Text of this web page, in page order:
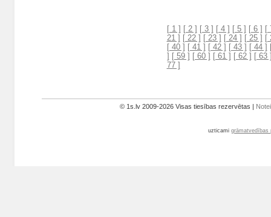
[ 1 ] [ 2 ] [ 3 ] [ 4 ] [ 5 ] [ 6 ] [
21 ] [ 22 ] [ 23 ] [ 24 ] [ 25 ] [
[ 40 ] [ 41 ] [ 42 ] [ 43 ] [ 44 ]
] [ 59 ] [ 60 ] [ 61 ] [ 62 ] [ 63
77 ]
© 1s.lv 2009-2026 Visas tiesības rezervētas |
uzticami grāmatvedības